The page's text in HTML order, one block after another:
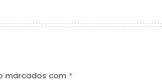
marcados com *